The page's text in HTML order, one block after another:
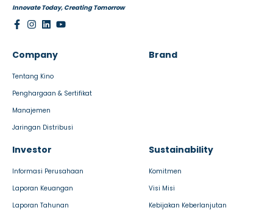
Innovate Today, Creating Tomorrow
Company
Tentang Kino
Penghargaan & Sertifikat
Manajemen
Jaringan Distribusi
Brand
Investor
Informasi Perusahaan
Laporan Keuangan
Laporan Tahunan
Sustainability
Komitmen
Visi Misi
Kebijakan Keberlanjutan